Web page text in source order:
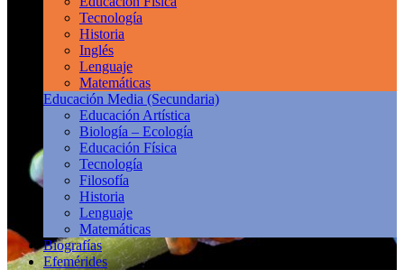
Tecnología
Historia
Inglés
Lenguaje
Matemáticas
Educación Media (Secundaria)
Educación Artística
Biología – Ecología
Educación Física
Tecnología
Filosofía
Historia
Lenguaje
Matemáticas
Biografías
Efemérides